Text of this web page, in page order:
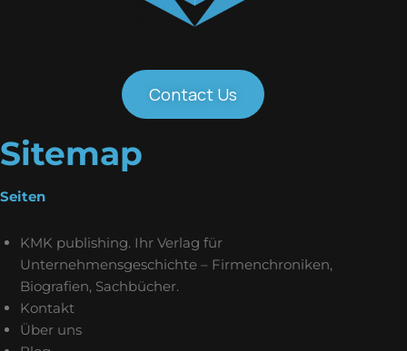
Contact Us
Sitemap
Seiten
KMK publishing. Ihr Verlag für
Unternehmensgeschichte – Firmenchroniken,
Biografien, Sachbücher.
Kontakt
Über uns